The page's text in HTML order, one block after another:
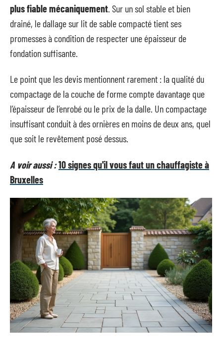
plus fiable mécaniquement . Sur un sol stable et bien
drainé, le dallage sur lit de sable compacté tient ses
promesses à condition de respecter une épaisseur de
fondation suffisante.
Le point que les devis mentionnent rarement : la qualité du
compactage de la couche de forme compte davantage que
l’épaisseur de l’enrobé ou le prix de la dalle. Un compactage
insuffisant conduit à des ornières en moins de deux ans, quel
que soit le revêtement posé dessus.
A voir aussi :10 signes qu'il vous faut un chauffagiste à
Bruxelles